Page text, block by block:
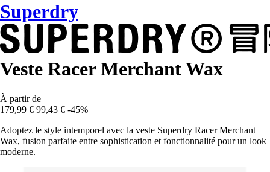
Superdry
Veste Racer Merchant Wax
À partir de
179,99 € 99,43 € -45%
Adoptez le style intemporel avec la veste Superdry Racer Merchant
Wax, fusion parfaite entre sophistication et fonctionnalité pour un look
moderne.